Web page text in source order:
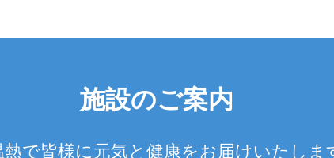
施設のご案内
熱で皆様に元気と健康をお届けいたしま